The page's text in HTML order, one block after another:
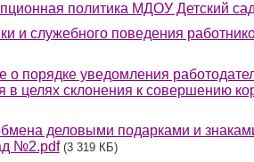
политика МДОУ Детский
и служебного поведения
о порядке уведомления
в целях склонения к совершению
деловыми подарками и
№2.pdf (3 319 КБ)